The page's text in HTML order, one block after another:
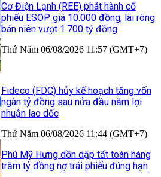
Cơ Điện Lạnh (REE) phát hành cổ
phiếu ESOP giá 10.000 đồng, lãi ròng
bán niên vượt 1.700 tỷ đồng
Thứ Năm 06/08/2026 11:57 (GMT+7)
Fideco (FDC) hủy kế hoạch tăng vốn
ngàn tỷ đồng sau nửa đầu năm lợi
nhuận lao dốc
Thứ Năm 06/08/2026 11:44 (GMT+7)
Phú Mỹ Hưng dồn dập tất toán hàng
trăm tỷ đồng nợ trái phiếu đúng hạn